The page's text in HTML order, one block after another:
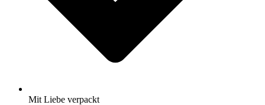
Mit Liebe verpackt